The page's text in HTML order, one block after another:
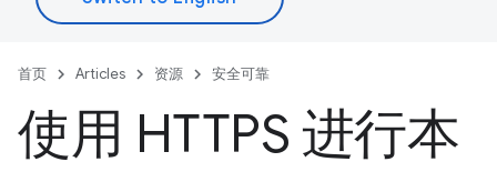
首页 Articles 资源 安全可靠
使用 HTTPS 进行本